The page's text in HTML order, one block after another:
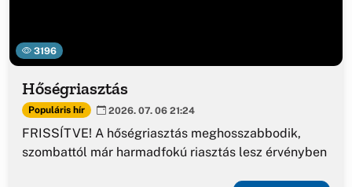
3196
Hőségriasztás
Populáris hír 2026. 07. 06 21:24
FRISSÍTVE! A hőségriasztás meghosszabbodik,
szombattól már harmadfokú riasztás lesz érvényben